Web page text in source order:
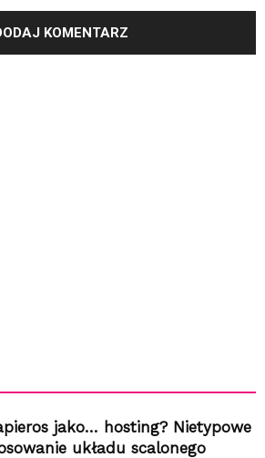
jako… hosting? Nietypowe
układu scalonego